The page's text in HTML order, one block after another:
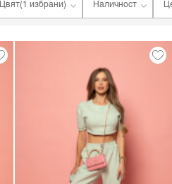
Цвят(1 избрани) Наличност